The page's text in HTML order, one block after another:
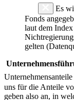
Es
Fonds
laut dem
gelten
Unternehmensanteile
uns für die Anteile
geben also an, in